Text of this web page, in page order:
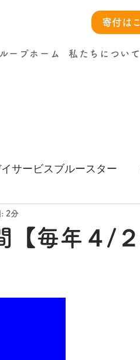
寄付は
ープホーム 私たちについて
サービスブルースター
【毎年４/
2分